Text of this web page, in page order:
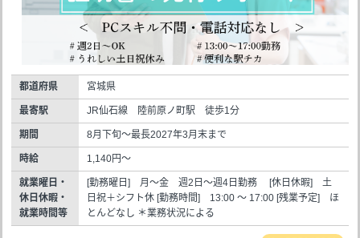
都道府県 宮城県
最寄駅 JR仙石線 陸前原ノ町駅 徒歩1分
期間 8月下旬～最長2027年3月末まで
時給 1,140円～
就業曜日・
休日休暇・
就業時間等
[勤務曜日] 月～金 週2日～週4日勤務 [休日休暇] 土
日祝＋シフト休 [勤務時間] 13:00 ～ 17:00 [残業予定] ほ
とんどなし ＊業務状況による